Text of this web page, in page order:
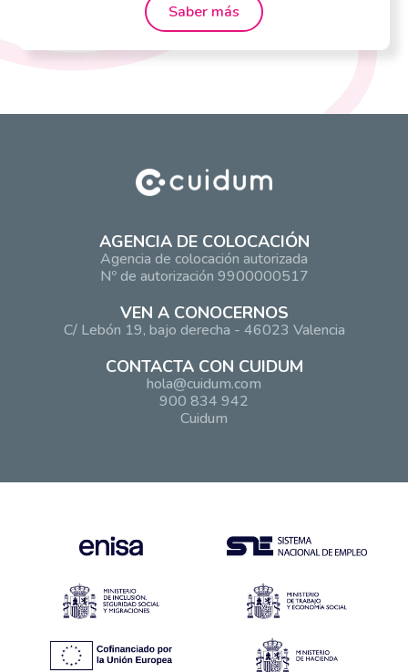
Saber más
AGENCIA DE COLOCACIÓN
Agencia de colocación autorizada
Nº de autorización 9900000517
VEN A CONOCERNOS
C/ Lebón 19, bajo derecha - 46023 Valencia
CONTACTA CON CUIDUM
hola@cuidum.com
900 834 942
Cuidum